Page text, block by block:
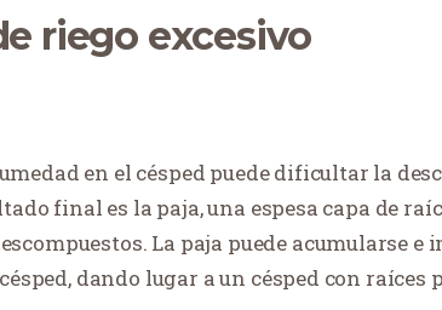
riego excesivo
en el césped puede dificultar la
final es la paja, una espesa capa de
La paja puede acumularse
dando lugar a un césped con raíces